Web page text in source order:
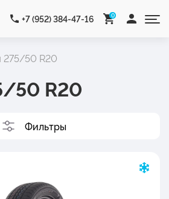
+7 (952) 384-47-16 0
50 R20
50 R20
Фильтры